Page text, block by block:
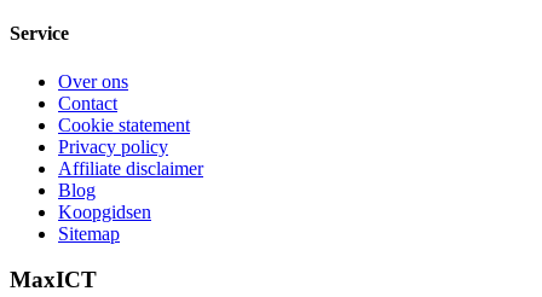
Service
Over ons
Contact
Cookie statement
Privacy policy
Affiliate disclaimer
Blog
Koopgidsen
Sitemap
MaxICT